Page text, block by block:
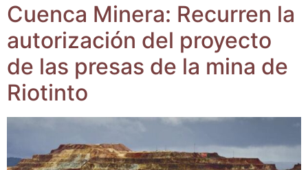
Cuen­ca Mine­ra: Recu­rren la
auto­ri­za­ción del pro­yec­to
de las pre­sas de la mina de
Riotinto